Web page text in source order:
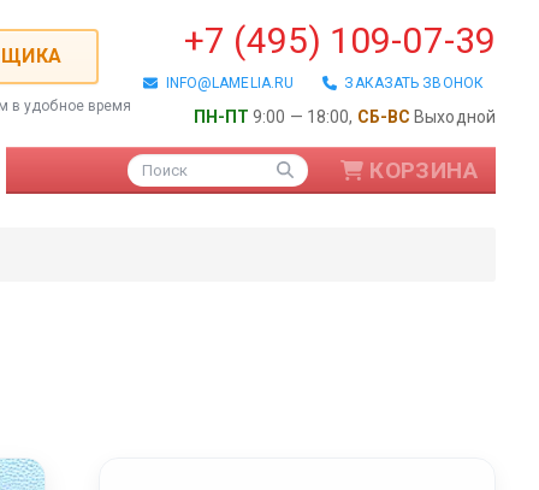
в удобное время
+7 (495) 109-07-39
INFO@LAMELIA.RU ЗАКАЗАТЬ ЗВОНОК
ПН-ПТ 9:00 — 18:00, СБ-ВС Выходной
Поиск КОРЗИНА